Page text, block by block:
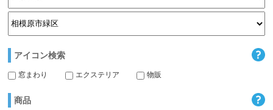
アイコン検索
窓まわり エクステリア 物販
商品